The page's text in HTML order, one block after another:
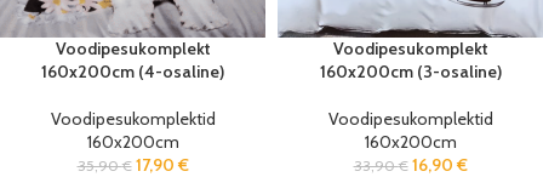
Voodipesukomplekt
160x200cm (4-osaline)
Voodipesukomplektid
160x200cm
35,90€ 17,90 €
Voodipesukomplekt
160x200cm (3-osaline)
Voodipesukomplektid
160x200cm
33,90€ 16,90 €